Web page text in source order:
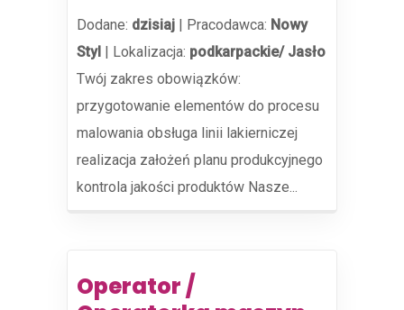
Dodane: dzisiaj | Pracodawca: Nowy
Styl | Lokalizacja: podkarpackie/ Jasło
Twój zakres obowiązków:
przygotowanie elementów do procesu
malowania obsługa linii lakierniczej
realizacja założeń planu produkcyjnego
kontrola jakości produktów Nasze...
Operator /